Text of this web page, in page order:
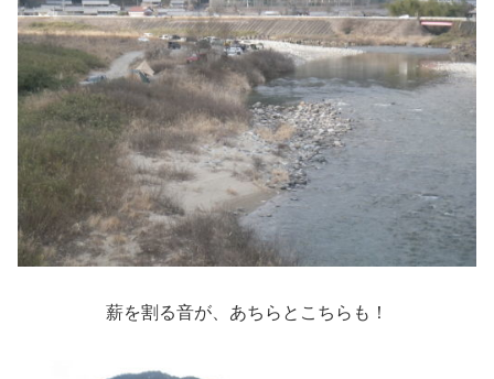
薪を割る音が、あちらとこちらも！